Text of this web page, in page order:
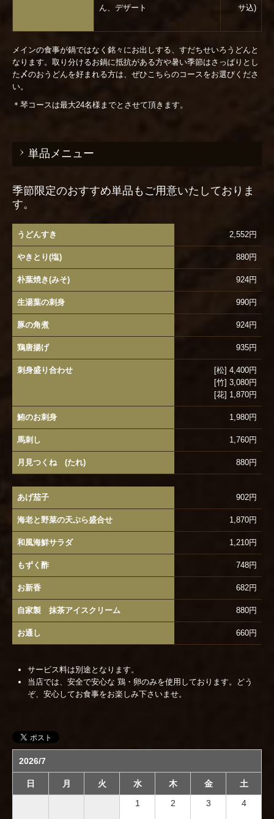
ん、デザート
サ込)
メインの食事が鍋ではなく銘々にお出しする、すだちせいろうどんと
なります。取り分けるお鍋に抵抗がある方や暑い季節はさっぱりとし
た〆のおうどんを好まれる方は、ぜひこちらのコースをお選びくださ
い。
＊琴コースは最大24名様までとさせて頂きます。
単品メニュー
季節限定のおすすめ単品もご用意いたしておりま
す。
うどんすき 2,552円
やきとり(塩) 880円
朴葉焼き(みそ) 924円
生湯葉の刺身 990円
豚の角煮 924円
鶏唐揚げ 935円
刺身盛り合わせ
[松] 4,400円
[竹] 3,080円
[花] 1,870円
鮪のお刺身 1,980円
馬刺し 1,760円
月見つくね (たれ) 880円
あげ茄子 902円
海老と野菜の天ぷら盛合せ 1,870円
和風海鮮サラダ 1,210円
もずく酢 748円
お新香 682円
自家製 抹茶アイスクリーム 880円
お通し 660円
サービス料は別途となります。
当店では、安全で安心な 鶏・卵のみを使用しております。どう
ぞ、安心してお食事をお楽しみ下さいませ。
2026/7
日 月 火 水 木 金
土
1
2 3 4